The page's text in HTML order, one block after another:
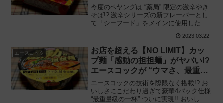
の秘訣を垣間見た
今度のペヤングは “薬局” 限定の激辛やき
そば!? 激辛シリーズの新フレーバーとし
て「シーフード」をメインに使用した新
ヤング 激辛シーフードやきそば」を食べ
てみた感想と評価・レビューです。
2023.03.22
エースコック
お店を超える【NO LIMIT】カッ
プ麺「感動の担担麺」がヤバい!?
エースコックが “ウマさ、最重量
級。” のハイクラス系を展開!!
エースコックの技術を際限なく搭載!? お
いしさにこだわり過ぎて豪華4パック仕様
“最重量級の一杯” ついに実現!! おいし